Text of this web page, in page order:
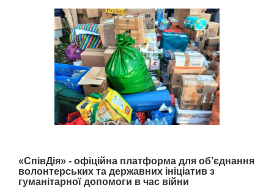
«СпівДія» - офіційна платформа для об’єднання
волонтерських та державних ініціатив з
гуманітарної допомоги в час війни